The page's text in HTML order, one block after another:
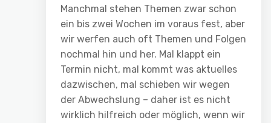
Manchmal stehen Themen zwar schon
ein bis zwei Wochen im voraus fest, aber
wir werfen auch oft Themen und Folgen
nochmal hin und her. Mal klappt ein
Termin nicht, mal kommt was aktuelles
dazwischen, mal schieben wir wegen
der Abwechslung – daher ist es nicht
wirklich hilfreich oder möglich, wenn wir